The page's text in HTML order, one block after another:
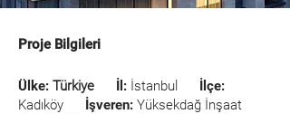
Proje Bilgileri
Ülke: Türkiye İl: İstanbul İlçe:
Kadıköy
İşveren: Yüksekdağ İnşaat